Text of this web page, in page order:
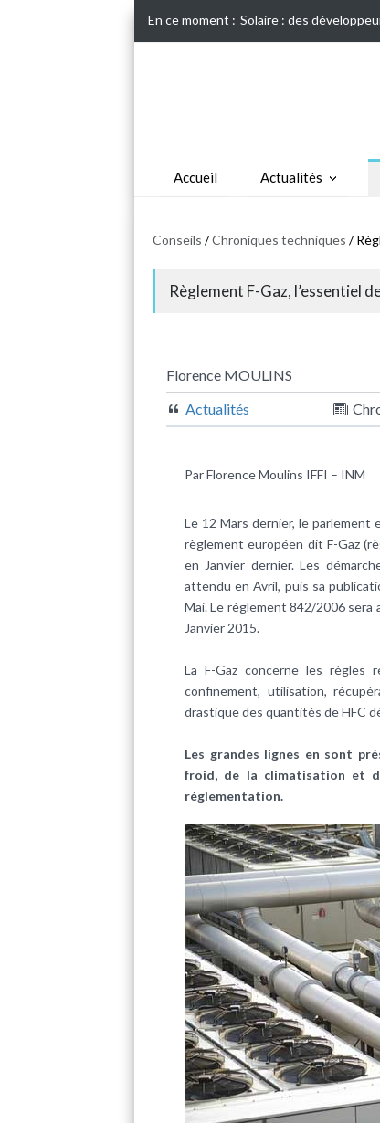
En ce moment : Solaire : des
Accueil Actualités
Conseils /Chroniques techniques /
Règlement F-Gaz, l’essentiel
Florence MOULINS
Actualités
Par Florence Moulins IFFI – INM
Le 12 Mars dernier, le parlement
règlement européen dit F-Gaz
en Janvier dernier. Les
attendu en Avril, puis sa
Mai. Le règlement 842/2006 sera
Janvier 2015.
La F-Gaz concerne les règles
confinement, utilisation,
drastique des quantités de HFC
Les grandes lignes en sont
froid, de la climatisation et
réglementation.